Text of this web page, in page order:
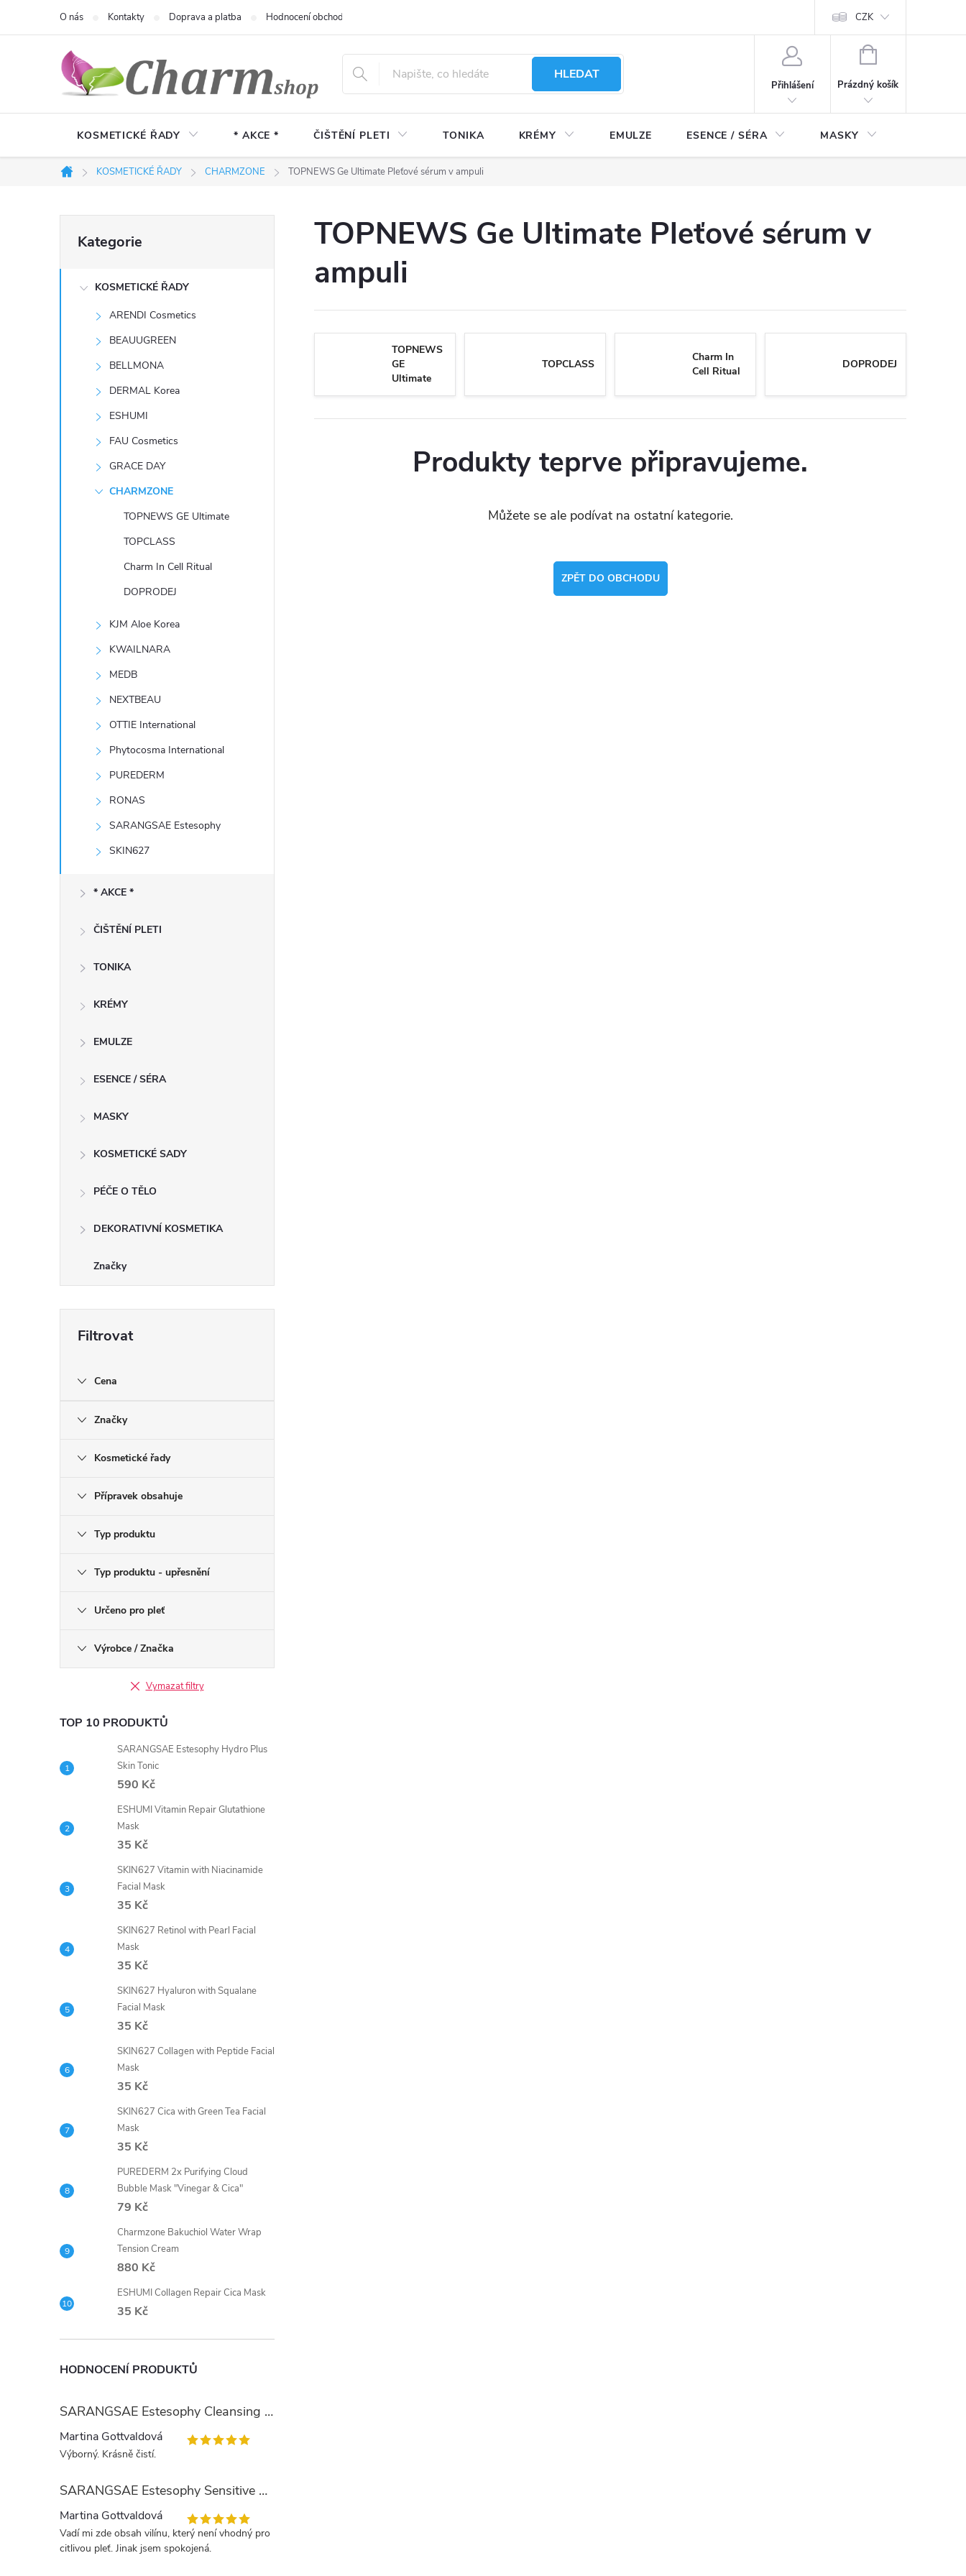
O nás Kontakty Doprava a platba Hodnocení obchodu CZK
HLEDAT
Přihlášení
NÁKUPNÍ
Prázdný košík
KOSMETICKÉ ŘADY * AKCE * ČIŠTĚNÍ PLETI TONIKA KRÉMY EMULZE ESENCE / SÉRA MASKY
Domů
KOSMETICKÉ ŘADY CHARMZONE TOPNEWS Ge Ultimate Pleťové sérum v ampuli
o
kategorie
Kategorie
KOSMETICKÉ ŘADY
ARENDI Cosmetics
BEAUUGREEN
BELLMONA
DERMAL Korea
ESHUMI
FAU Cosmetics
GRACE DAY
CHARMZONE
TOPNEWS GE Ultimate
TOPCLASS
Charm In Cell Ritual
DOPRODEJ
KJM Aloe Korea
KWAILNARA
MEDB
NEXTBEAU
OTTIE International
Phytocosma International
PUREDERM
RONAS
SARANGSAE Estesophy
SKIN627
* AKCE *
ČIŠTĚNÍ PLETI
TONIKA
KRÉMY
EMULZE
ESENCE / SÉRA
MASKY
KOSMETICKÉ SADY
PÉČE O TĚLO
DEKORATIVNÍ KOSMETIKA
Značky
Cena
Značky
Kosmetické řady
Přípravek obsahuje
Typ produktu
Typ produktu - upřesnění
Určeno pro pleť
Výrobce / Značka
Vymazat filtry
TOP 10 PRODUKTŮ
SARANGSAE Estesophy Hydro Plus
Skin Tonic
590 Kč
ESHUMI Vitamin Repair Glutathione
Mask
35 Kč
SKIN627 Vitamin with Niacinamide
Facial Mask
35 Kč
SKIN627 Retinol with Pearl Facial
Mask
35 Kč
SKIN627 Hyaluron with Squalane
Facial Mask
35 Kč
SKIN627 Collagen with Peptide Facial
Mask
35 Kč
SKIN627 Cica with Green Tea Facial
Mask
35 Kč
PUREDERM 2x Purifying Cloud
Bubble Mask "Vinegar & Cica"
79 Kč
Charmzone Bakuchiol Water Wrap
Tension Cream
880 Kč
ESHUMI Collagen Repair Cica Mask
35 Kč
HODNOCENÍ PRODUKTŮ
SARANGSAE Estesophy Cleansing Gel
Martina Gottvaldová
Výborný. Krásně čistí.
SARANGSAE Estesophy Sensitive Skin Tonic
Martina Gottvaldová
Vadí mi zde obsah vilínu, který není vhodný pro
citlivou pleť. Jinak jsem spokojená.
TOPNEWS Ge Ultimate Pleťové sérum v
ampuli
TOPNEWS
GE
Ultimate
TOPCLASS
Charm In
Cell Ritual
DOPRODEJ
Produkty teprve připravujeme.
Můžete se ale podívat na ostatní kategorie.
ZPĚT DO OBCHODU